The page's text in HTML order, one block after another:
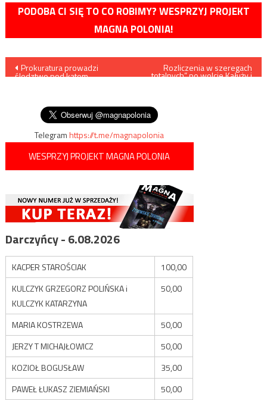
PODOBA CI SIĘ TO CO ROBIMY? WESPRZYJ PROJEKT
MAGNA POLONIA!
Nawigacja
Prokuratura prowadzi
śledztwo pod kątem
Rozliczenia w szeregach
„totalnych” po wolcie Kałuży i
Telegramhttps://t.me/magnapolonia
WESPRZYJ PROJEKT MAGNA POLONIA
Darczyńcy - 6.08.2026
KACPER STAROŚCIAK
100,00
KULCZYK GRZEGORZ POLIŃSKA i
KULCZYK KATARZYNA
50,00
MARIA KOSTRZEWA
50,00
JERZY T MICHAJŁOWICZ
50,00
KOZIOŁ BOGUSŁAW
35,00
PAWEŁ ŁUKASZ ZIEMIAŃSKI
50,00